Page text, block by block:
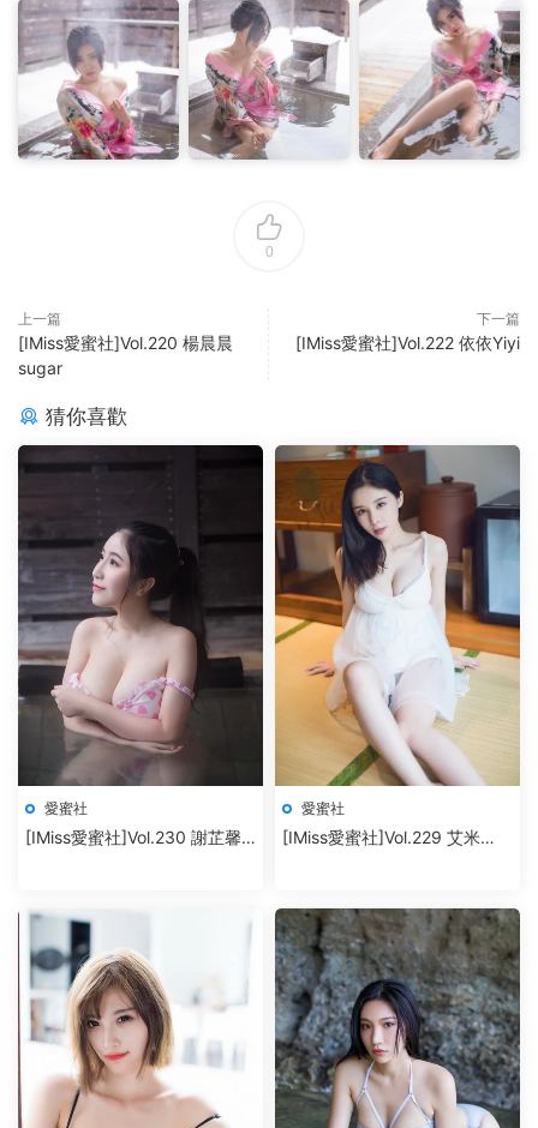
0
上一篇
[IMiss愛蜜社]Vol.220 楊晨晨
sugar
下一篇
[IMiss愛蜜社]Vol.222 依依Yiyi
猜你喜歡
愛蜜社
[IMiss愛蜜社]Vol.230 謝芷馨
愛蜜社
[IMiss愛蜜社]Vol.229 艾米